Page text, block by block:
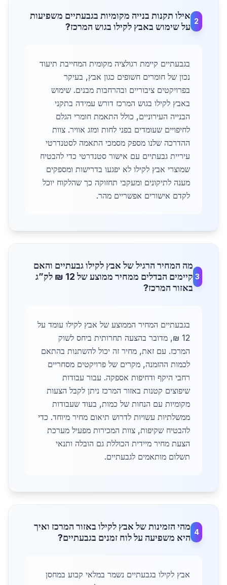
2
אילו תקנות בנייה מקומיות בגבעתיים משפיעות
על שימוש באבץ לקילו בגוש המרכז?
בגבעתיים קיימת רגולציה מקומית המחייבת תיעוד
נכון של חומרים חשופים כגון אבץ, בעיקר
בפרויקטים ציבוריים ובהרחבות מבנים. שימוש
באבץ לקילו בגוש המרכז דורש עמידה בתקני
הבנייה העירוניים, כולל התאמת חומרי הגלם
לחיפויים שעומדים בפני לחות ומזג אוויר. צוות
ההדרכה שלנו מספק מסמכי התאמה לסטנדרטי
עיריית גבעתיים עם אישור סטנדרטי כדי להבטיח
שמוצרי אבץ לקילו לא יפגעו בדרישות ומספקים
מענה לתיקונים ומעקבי תחזוקה כך שהלקוח יוכל
לקדם אישורים אפשריים מהר.
3
מה המחיר הרגיל של אבץ לקילו גבעתיים והאם
קיימים הבדלים ממחיר ממוצע של 12 ₪ לק”ג
באזור המרכז?
בגבעתיים המחיר הממוצע של אבץ לקילו עומד על
12 ₪, מדובר בהצעה תחרותית ביחס לשוק
המרכז. עם זאת, מחיר זה יכול להשתנות בהתאם
לכמות ההזמנה, מקרים של פרויקטים מסחריים
רחבי היקף ודחיפות אספקה. עבור עבודות
שיפוצים קטנות באזור המרכז ניתן לקבל הצעות
מקומיות עם הנחות של כמות, בעוד שעבודות
ממשלתיות עשויות לדרוש תיאום מחיר מיוחד. כדי
להבטיח שקיפות, צוות המכירות מפעיל מערכת
הצעת מחיר מיידית הכוללת גם הובלה ותנאי
תשלום מותאמים לגבעתיים.
4
מהי הזמינות של אבץ לקילו באזור המרכז ואיך
היא משפיעה על לוח זמנים בגבעתיים?
אבץ לקילו בגבעתיים נשמר במלאי קבוע במחסן